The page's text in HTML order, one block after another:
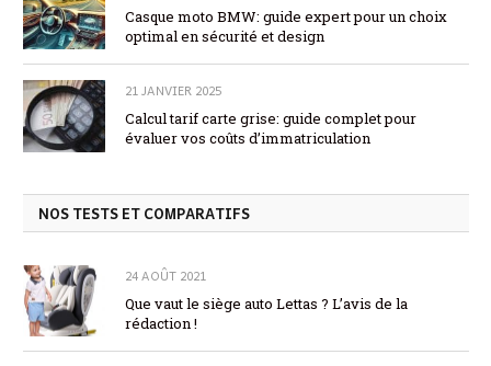
Casque moto BMW: guide expert pour un choix
optimal en sécurité et design
21 JANVIER 2025
Calcul tarif carte grise: guide complet pour
évaluer vos coûts d’immatriculation
NOS TESTS ET COMPARATIFS
24 AOÛT 2021
Que vaut le siège auto Lettas ? L’avis de la
rédaction !